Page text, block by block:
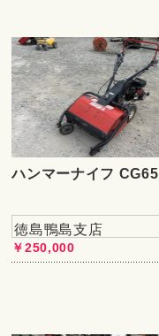
ハンマーナイフ CG65
徳島鴨島支店
￥250,000